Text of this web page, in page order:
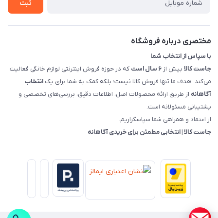
ثبت
مختصری درباره فروشگاه
با سپاس از انتخاب شما
جاست کالا بیش از ۶ سال است
که در حوزه فروش اینترنتی لوازم خانگی فعالیت
می‌کند. هدف ما تنها فروش کالا نیست؛ بلکه کمک به شما برای یک انتخاب
آگاهانه از طریق ارائه محصولات اصل، اطلاعات دقیق، بررسی‌های تخصصی و
پشتیبانی مسئولانه است.
از اعتماد و همراهی شما سپاسگزاریم.
جاست کالا | انتخابی مطمئن برای خریدی آگاهانه